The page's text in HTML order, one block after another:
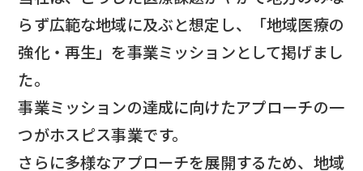
らず広範な地域に及ぶと想定し、
「地域医療の
強化・再生」を事業ミッションとして掲げまし
た。
事業ミッションの達成に向けたアプローチの一
つがホスピス事業です。
さらに多様なアプローチを展開するため、地域